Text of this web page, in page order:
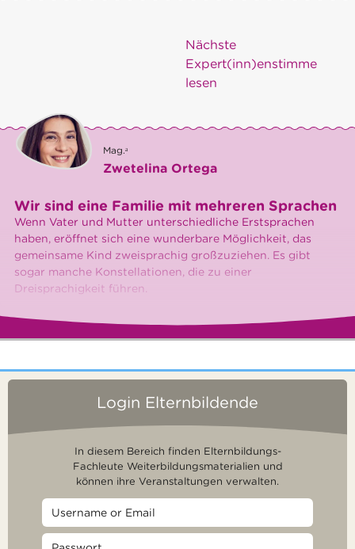
Nächste
Expert(inn)enstimme
lesen
Mag.ᵃ
Zwetelina Ortega
Wir sind eine Familie mit mehreren Sprachen
Wenn Vater und Mutter unterschiedliche Erstsprachen
haben, eröffnet sich eine wunderbare Möglichkeit, das
gemeinsame Kind zweisprachig großzuziehen. Es gibt
sogar manche Konstellationen, die zu einer
Dreisprachigkeit führen.
Login Elternbildende
In diesem Bereich finden Elternbildungs-
Fachleute Weiterbildungsmaterialien und
können ihre Veranstaltungen verwalten.